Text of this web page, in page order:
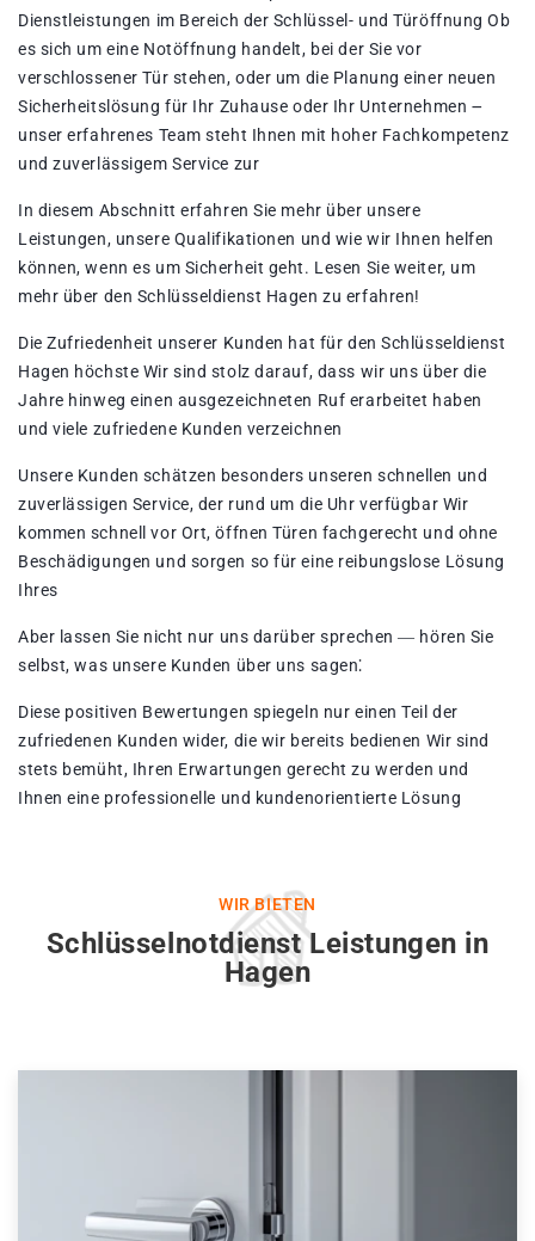
Dienstleistungen im Bereich der Schlüssel- und Türöffnung Ob
es sich um eine Notöffnung handelt, bei der Sie vor
verschlossener Tür stehen, oder um die Planung einer neuen
Sicherheitslösung für Ihr Zuhause oder Ihr Unternehmen ౼
unser erfahrenes Team steht Ihnen mit hoher Fachkompetenz
und zuverlässigem Service zur
In diesem Abschnitt erfahren Sie mehr über unsere
Leistungen, unsere Qualifikationen und wie wir Ihnen helfen
können, wenn es um Sicherheit geht. Lesen Sie weiter, um
mehr über den Schlüsseldienst Hagen zu erfahren!​
Die Zufriedenheit unserer Kunden hat für den Schlüsseldienst
Hagen höchste Wir sind stolz darauf, dass wir uns über die
Jahre hinweg einen ausgezeichneten Ruf erarbeitet haben
und viele zufriedene Kunden verzeichnen
Unsere Kunden schätzen besonders unseren schnellen und
zuverlässigen Service, der rund um die Uhr verfügbar Wir
kommen schnell vor Ort, öffnen Türen fachgerecht und ohne
Beschädigungen und sorgen so für eine reibungslose Lösung
Ihres
Aber lassen Sie nicht nur uns darüber sprechen ― hören Sie
selbst, was unsere Kunden über uns sagen⁚
Diese positiven Bewertungen spiegeln nur einen Teil der
zufriedenen Kunden wider, die wir bereits bedienen Wir sind
stets bemüht, Ihren Erwartungen gerecht zu werden und
Ihnen eine professionelle und kundenorientierte Lösung
WIR BIETEN
Schlüsselnotdienst Leistungen in
Hagen